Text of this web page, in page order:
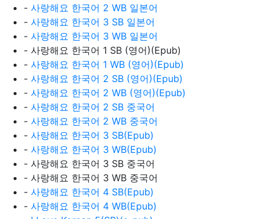
- 사랑해요 한국어 2 WB 일본어
- 사랑해요 한국어 3 SB 일본어
- 사랑해요 한국어 3 WB 일본어
- 사랑해요 한국어 1 SB (영어)(Epub)
- 사랑해요 한국어 1 WB (영어)(Epub)
- 사랑해요 한국어 2 SB (영어)(Epub)
- 사랑해요 한국어 2 WB (영어)(Epub)
- 사랑해요 한국어 2 SB 중국어
- 사랑해요 한국어 2 WB 중국어
- 사랑해요 한국어 3 SB(Epub)
- 사랑해요 한국어 3 WB(Epub)
- 사랑해요 한국어 3 SB 중국어
- 사랑해요 한국어 3 WB 중국어
- 사랑해요 한국어 4 SB(Epub)
- 사랑해요 한국어 4 WB(Epub)